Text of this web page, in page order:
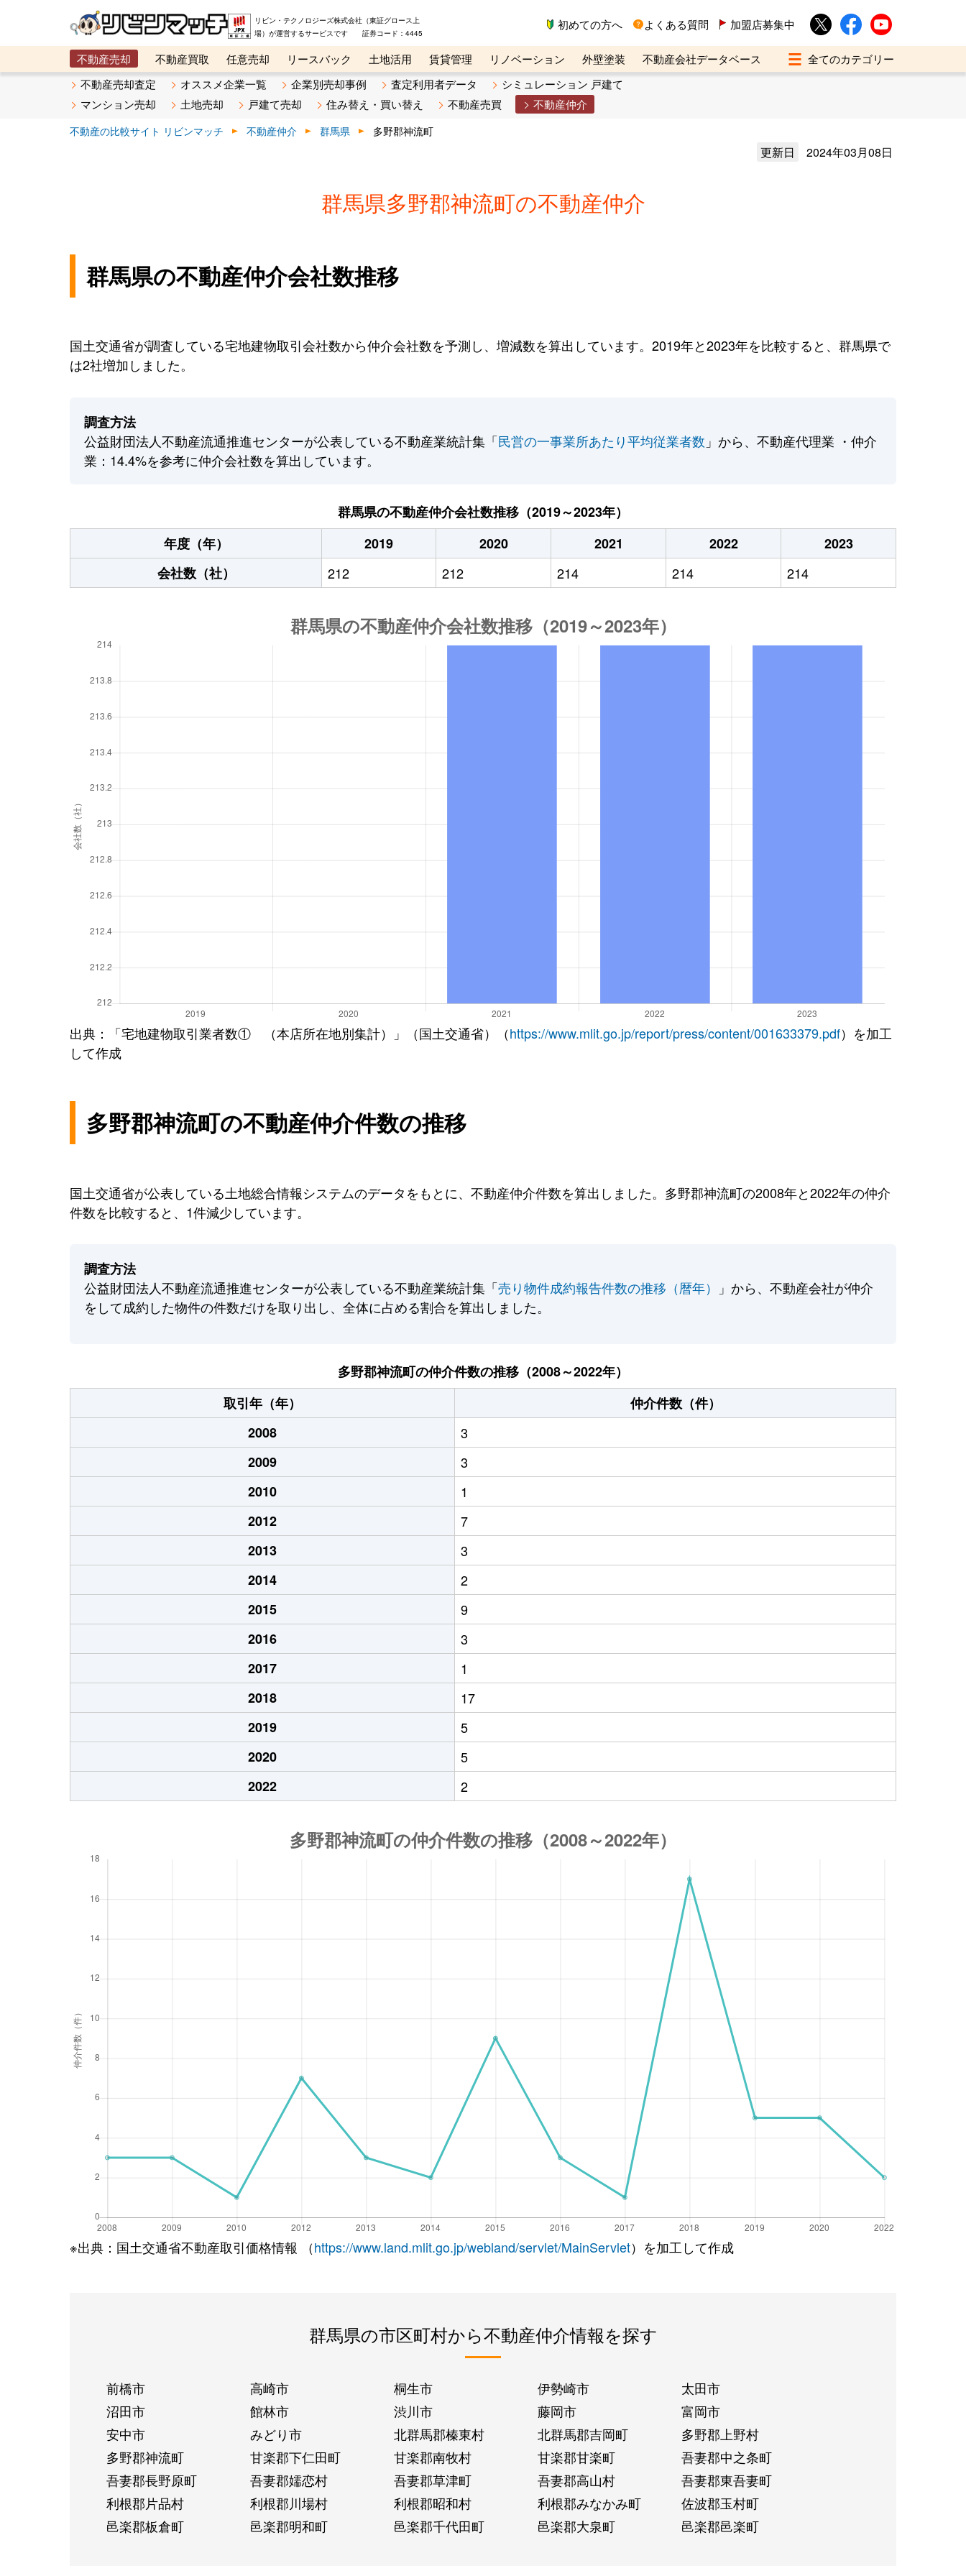
リビン・テクノロジーズ株式会社（東証グロース上
場）が運営するサービスです 証券コード：4445
初めての方へ よくある質問 加盟店募集中
不動産売却 不動産買取 任意売却 リースバック 土地活用 賃貸管理 リノベーション 外壁塗装
不動産会社データベース
メタ住宅展示場
ベスト不動産カンパニー オンライン講座 リビンマガジンBiz 不動産売却ご相談デスク
不動産売却査定 オススメ企業一覧 企業別売却事例 査定利用者データ
シミュレーション 戸建て
マンション売却
土地売却 戸建て売却 住み替え・買い替え 不動産売買 不動産仲介
不動産の比較サイト リビンマッチ 不動産仲介 群馬県 多野郡神流町
更新日 2024年03月08日
群馬県多野郡神流町の不動産仲介
群馬県の不動産仲介会社数推移
国土交通省が調査している宅地建物取引会社数から仲介会社数を予測し、増減数を算出しています。2019年と2023年を比較すると、群馬県で
は2社増加しました。
調査方法
公益財団法人不動産流通推進センターが公表している不動産業統計集「民営の一事業所あたり平均従業者数 」から、不動産代理業 ・仲介
業：14.4%を参考に仲介会社数を算出しています。
群馬県の不動産仲介会社数推移（2019～2023年）
年度（年）
2019 2020 2021 2022
2023
会社数（社）
212 212 214 214 214
出典：「宅地建物取引業者数① （本店所在地別集計）」（国土交通省）（https://www.mlit.go.jp/report/press/content/001633379.pdf）を加工
して作成
多野郡神流町の不動産仲介件数の推移
国土交通省が公表している土地総合情報システムのデータをもとに、不動産仲介件数を算出しました。多野郡神流町の2008年と2022年の仲介
件数を比較すると、1件減少しています。
調査方法
公益財団法人不動産流通推進センターが公表している不動産業統計集「売り物件成約報告件数の推移（暦年）
」から、不動産会社が仲介
をして成約した物件の件数だけを取り出し、全体に占める割合を算出しました。
多野郡神流町の仲介件数の推移（2008～2022年）
取引年（年）
仲介件数（件）
2008
3
2009
3
2010
1
2012
7
2013
3
2014
2
2015
9
2016
3
2017
1
2018
17
2019
5
2020
5
2022
2
※出典：国土交通省不動産取引価格情報 （https://www.land.mlit.go.jp/webland/servlet/MainServlet）を加工して作成
群馬県の市区町村から不動産仲介情報を探す
前橋市 高崎市 桐生市 伊勢崎市
太田市
沼田市
館林市 渋川市 藤岡市
富岡市
安中市
みどり市 北群馬郡榛東村 北群馬郡吉岡町
多野郡上野村
多野郡神流町
甘楽郡下仁田町 甘楽郡南牧村 甘楽郡甘楽町
吾妻郡中之条町
吾妻郡長野原町
吾妻郡嬬恋村 吾妻郡草津町 吾妻郡高山村
吾妻郡東吾妻町
利根郡片品村
利根郡川場村 利根郡昭和村 利根郡みなかみ町
佐波郡玉村町
邑楽郡板倉町
邑楽郡明和町 邑楽郡千代田町 邑楽郡大泉町 邑楽郡邑楽町